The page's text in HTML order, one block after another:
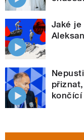
Jaké
končící